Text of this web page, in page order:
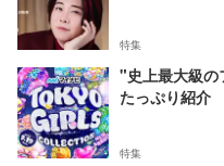
特集
"史上最大級の
たっぷり紹介
特集